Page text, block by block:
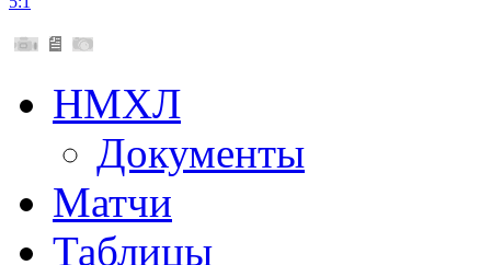
НМХЛ
Документы
Матчи
Таблицы